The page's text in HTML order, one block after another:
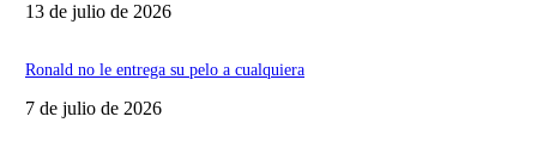
13 de julio de 2026
Ronald no le entrega su pelo a cualquiera
7 de julio de 2026